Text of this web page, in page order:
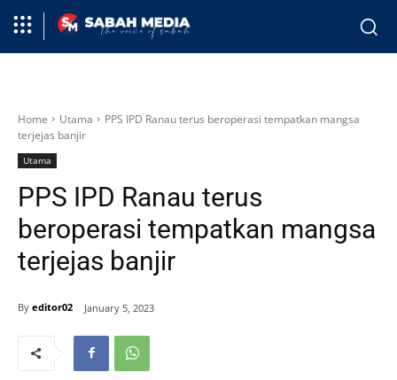
Home Utama
PPS IPD Ranau terus beroperasi tempatkan mangsa
terjejas banjir
Utama
PPS IPD Ranau terus
beroperasi tempatkan mangsa
terjejas banjir
By editor02 January 5, 2023